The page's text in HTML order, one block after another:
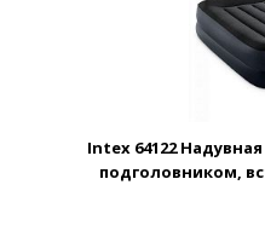
Intex 64122
подголовником,